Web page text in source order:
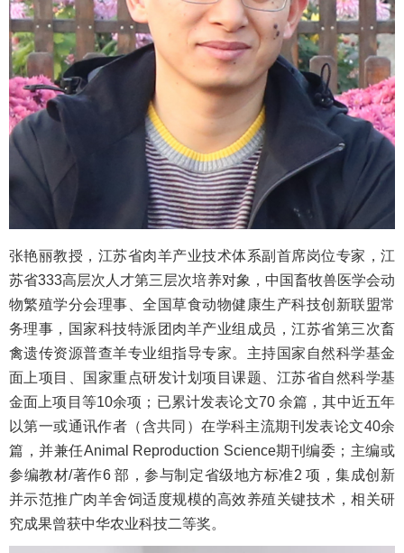
张艳丽教授，江苏省肉羊产业技术体系副首席岗位专家，江
苏省333高层次人才第三层次培养对象，中国畜牧兽医学会动
物繁殖学分会理事、全国草食动物健康生产科技创新联盟常
务理事，国家科技特派团肉羊产业组成员，江苏省第三次畜
禽遗传资源普查羊专业组指导专家。主持国家自然科学基金
面上项目、国家重点研发计划项目课题、江苏省自然科学基
金面上项目等10余项；已累计发表论文70 余篇，其中近五年
以第一或通讯作者（含共同）在学科主流期刊发表论文40余
篇，并兼任Animal Reproduction Science期刊编委；主编或
参编教材/著作6 部，参与制定省级地方标准2 项，集成创新
并示范推广肉羊舍饲适度规模的高效养殖关键技术，相关研
究成果曾获中华农业科技二等奖。